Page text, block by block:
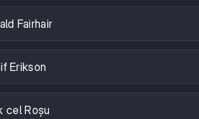
Fairhair
Erikson
cel Roșu